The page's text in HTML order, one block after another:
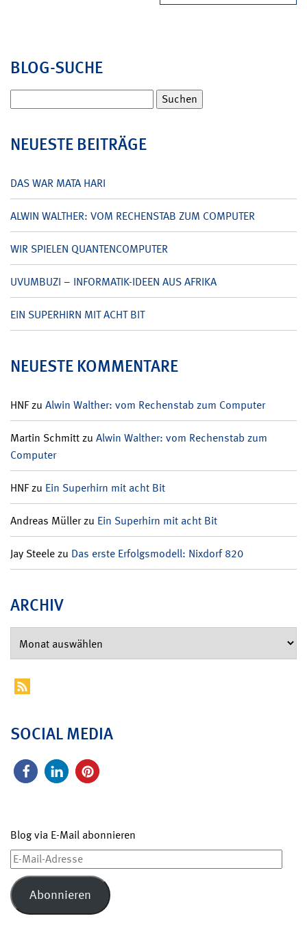
BLOG-SUCHE
nach:
NEUESTE BEITRÄGE
DAS WAR MATA HARI
ALWIN WALTHER: VOM RECHENSTAB ZUM COMPUTER
WIR SPIELEN QUANTENCOMPUTER
UVUMBUZI – INFORMATIK-IDEEN AUS AFRIKA
EIN SUPERHIRN MIT ACHT BIT
NEUESTE KOMMENTARE
HNFzu Alwin Walther: vom Rechenstab zum Computer
Martin Schmittzu Alwin Walther: vom Rechenstab zum
Computer
HNFzu Ein Superhirn mit acht Bit
Andreas Müllerzu Ein Superhirn mit acht Bit
Jay Steelezu Das erste Erfolgsmodell: Nixdorf 820
ARCHIV
SOCIAL MEDIA
Blog via E-Mail abonnieren
E-
Mail-
Adresse
Abonnieren